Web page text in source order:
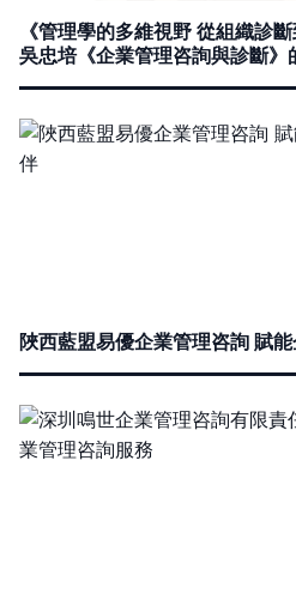
《管理學的多維視野 從組織
吳忠培《企業管理咨詢與診斷》
陜西藍盟易優企業管理咨詢 賦